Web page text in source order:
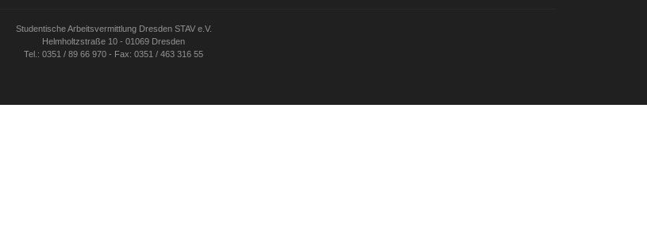
Studentische Arbeitsvermittlung Dresden STAV e.V.
Helmholtzstraße 10 - 01069 Dresden
Tel.: 0351 / 89 66 970 - Fax: 0351 / 463 316 55